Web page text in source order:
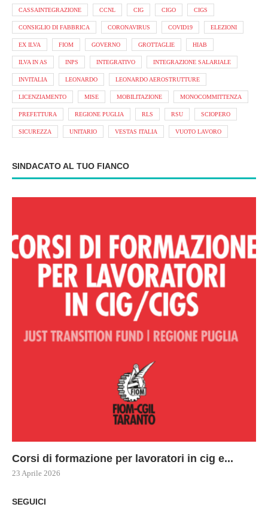
CASSAINTEGRAZIONE CCNL CIG CIGO CIGS
CONSIGLIO DI FABBRICA CORONAVIRUS COVID19 ELEZIONI
EX ILVA FIOM GOVERNO GROTTAGLIE HIAB
ILVA IN AS INPS INTEGRATIVO INTEGRAZIONE SALARIALE
INVITALIA LEONARDO LEONARDO AEROSTRUTTURE
LICENZIAMENTO MISE MOBILITAZIONE MONOCOMMITTENZA
PREFETTURA REGIONE PUGLIA RLS RSU SCIOPERO
SICUREZZA UNITARIO VESTAS ITALIA VUOTO LAVORO
SINDACATO AL TUO FIANCO
Corsi di formazione per lavoratori in cig e...
23 Aprile 2026
SEGUICI